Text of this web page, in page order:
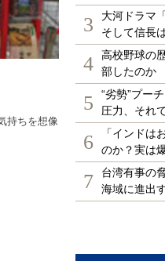
持ちを想像
3
大河ドラマ
そして信長
4
高校野球の
部したのか
5
“劣勢”プー
圧力、それ
6
「インドは
のか？実は
7
台湾有事の
海域に進出